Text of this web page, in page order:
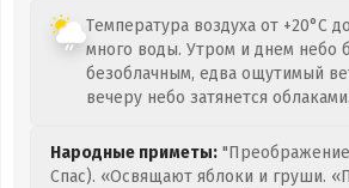
Температура воздуха от +20°C
много воды. Утром и днем небо
безоблачным, едва ощутимый
вечеру небо затянется облаками.
Народные приметы:
Спас). «Освящают яблоки и груши.